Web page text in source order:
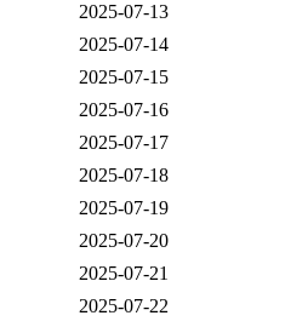
2025-07-13
2025-07-14
2025-07-15
2025-07-16
2025-07-17
2025-07-18
2025-07-19
2025-07-20
2025-07-21
2025-07-22